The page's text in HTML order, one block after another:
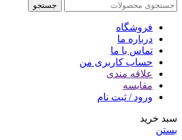
جستجو
فروشگاه
درباره ما
تماس با ما
حساب کاربری من
علاقه مندی
مقايسه
ورود / ثبت نام
سبد خرید
بستن